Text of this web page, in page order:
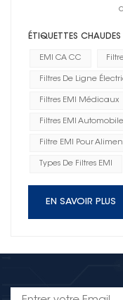
ÉTIQUETTES CHAUDES
EMI CA CC
Filtres De Ligne
Filtres EMI Médicaux
Filtres EMI
Filtre EMI Pour
Types De Filtres EMI
EN SAVOIR PLUS